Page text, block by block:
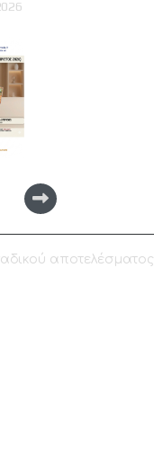
αποτελέσματος